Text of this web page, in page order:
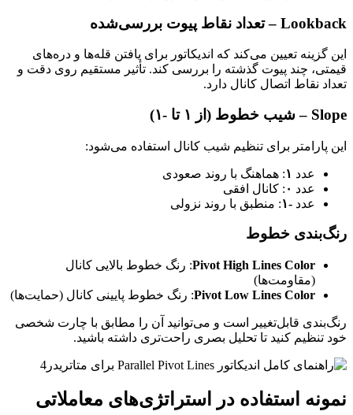
Lookback – تعداد نقاط پیوت بررسی‌شده
این گزینه تعیین می‌کند که اندیکاتور برای یافتن قله‌ها و دره‌های
قیمتی، چند پیوت گذشته را بررسی کند. تأثیر مستقیم روی دقت و
تعداد نقاط اتصال کانال دارد.
Slope – شیب خطوط (از ۱ تا -۱)
این پارامتر برای تنظیم شیب کانال استفاده می‌شود:
عدد ۱: هماهنگ با روند صعودی
عدد ۰ : کانال افقی
عدد -۱ : منطبق با روند نزولی
رنگ‌بندی خطوط
Pivot High Lines Color: رنگ خطوط بالایی کانال
(مقاومت‌ها)
Pivot Low Lines Color: رنگ خطوط پایینی کانال (حمایت‌ها)
رنگ‌بندی قابل‌تغییر است و می‌توانید آن را مطابق با چارت شخصی
خود تنظیم کنید تا تحلیل بصری راحت‌تری داشته باشید.
نمونه استفاده در استراتژی‌های معاملاتی